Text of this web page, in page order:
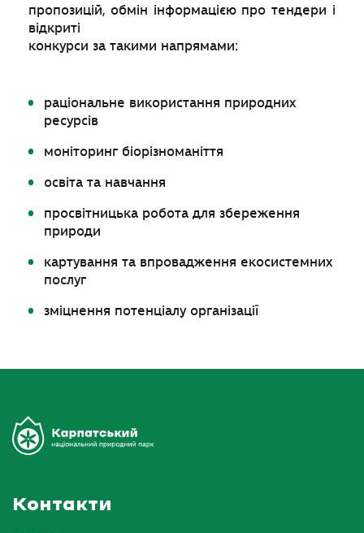
пропозицій, обмін інформацією про тендери і
відкриті
конкурси за такими напрямами:
раціональне використання природних
ресурсів
моніторинг біорізноманіття
освіта та навчання
просвітницька робота для збереження
природи
картування та впровадження екосистемних
послуг
зміцнення потенціалу організації
Контакти